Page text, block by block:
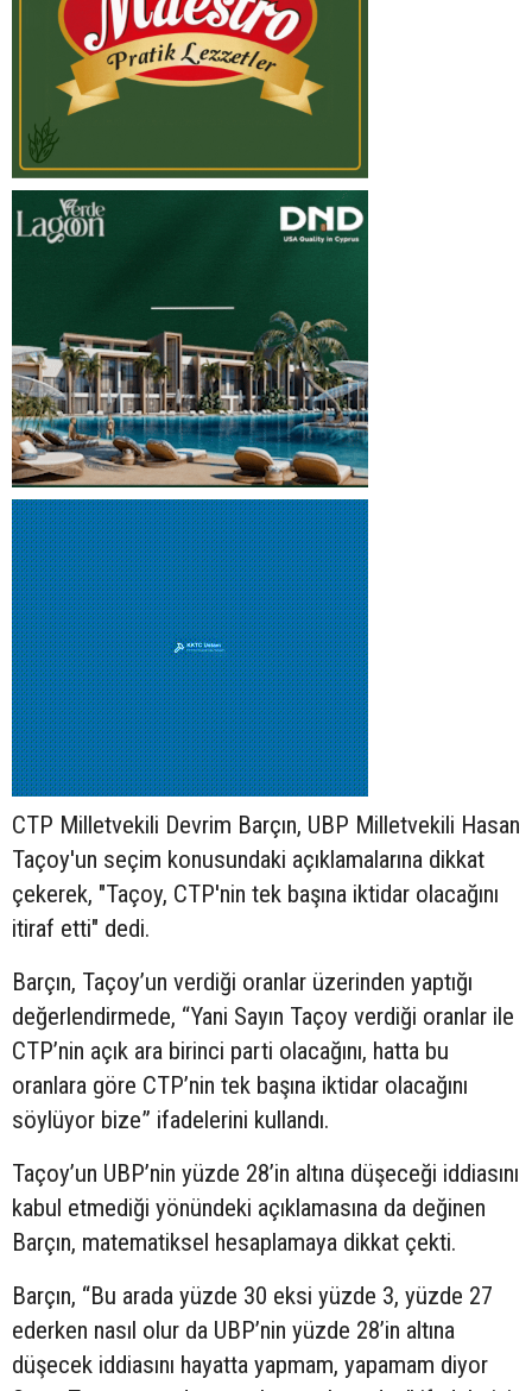
CTP Milletvekili Devrim Barçın, UBP Milletvekili Hasan
Taçoy'un seçim konusundaki açıklamalarına dikkat
çekerek, "Taçoy, CTP'nin tek başına iktidar olacağını
itiraf etti" dedi.
Barçın, Taçoy’un verdiği oranlar üzerinden yaptığı
değerlendirmede, “Yani Sayın Taçoy verdiği oranlar ile
CTP’nin açık ara birinci parti olacağını, hatta bu
oranlara göre CTP’nin tek başına iktidar olacağını
söylüyor bize” ifadelerini kullandı.
Taçoy’un UBP’nin yüzde 28’in altına düşeceği iddiasını
kabul etmediği yönündeki açıklamasına da değinen
Barçın, matematiksel hesaplamaya dikkat çekti.
Barçın, “Bu arada yüzde 30 eksi yüzde 3, yüzde 27
ederken nasıl olur da UBP’nin yüzde 28’in altına
düşecek iddiasını hayatta yapmam, yapamam diyor